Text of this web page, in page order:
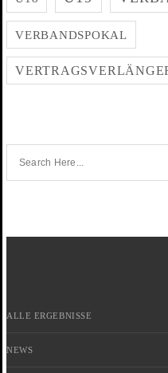
VERBANDSPOKAL
ALLE ERGEBNISSE
NEWS